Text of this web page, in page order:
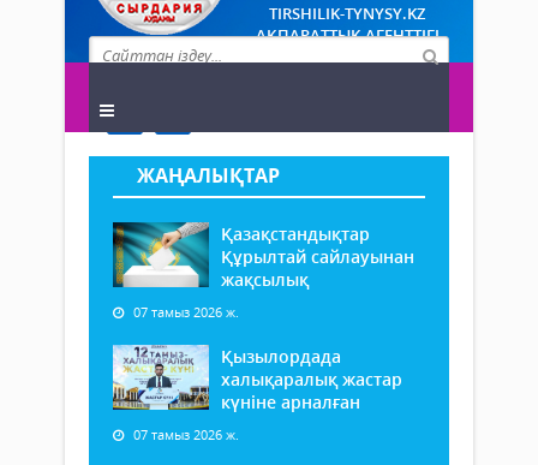
TIRSHILIK-TYNYSY.KZ
АҚПАРАТТЫҚ АГЕНТТІГІ
ЖАҢАЛЫҚТАР
Қазақстандықтар
Құрылтай сайлауынан
жақсылық
07 тамыз 2026 ж.
Қызылордада
халықаралық жастар
күніне арналған
07 тамыз 2026 ж.